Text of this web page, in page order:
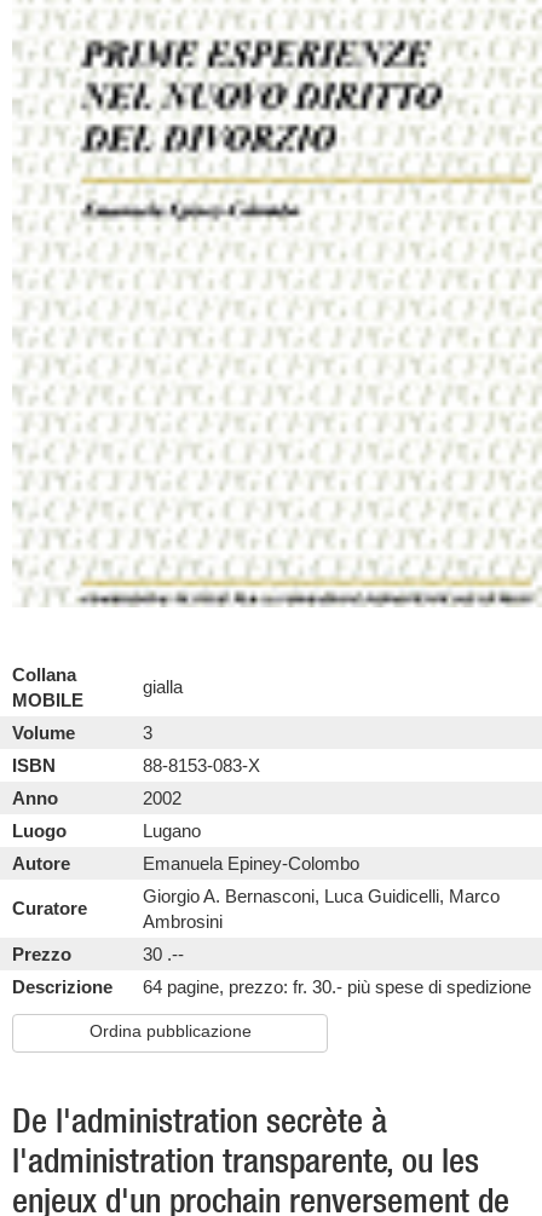
Collana
MOBILE
gialla
Volume
3
ISBN
88-8153-083-X
Anno
2002
Luogo
Lugano
Autore
Emanuela Epiney-Colombo
Curatore
Giorgio A. Bernasconi, Luca Guidicelli, Marco
Ambrosini
Prezzo
30 .--
Descrizione
64 pagine, prezzo: fr. 30.- più spese di spedizione
Ordina pubblicazione
De l'administration secrète à
l'administration transparente, ou les
enjeux d'un prochain renversement de